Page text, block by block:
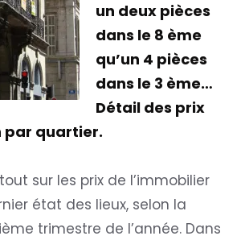
un deux pièces
dans le 8 ème
qu’un 4 pièces
dans le 3 ème…
Détail des prix
par quartier.
sur les prix de l’immobilier
état des lieux, selon la
trimestre de l’année. Dans